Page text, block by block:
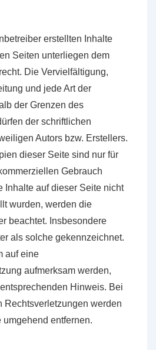
erstellten Inhalte
Seiten unterliegen dem
Die Vervielfältigung,
und jede Art der
der Grenzen des
der schriftlichen
Autors bzw. Erstellers.
dieser Seite sind nur für
Gebrauch
Inhalte auf dieser Seite nicht
wurden, werden die
beachtet. Insbesondere
als solche gekennzeichnet.
auf eine
aufmerksam werden,
Hinweis. Bei
Rechtsverletzungen werden
entfernen.